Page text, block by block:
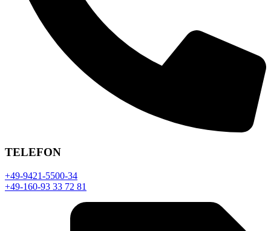
TELEFON
+49-9421-5500-34
+49-160-93 33 72 81